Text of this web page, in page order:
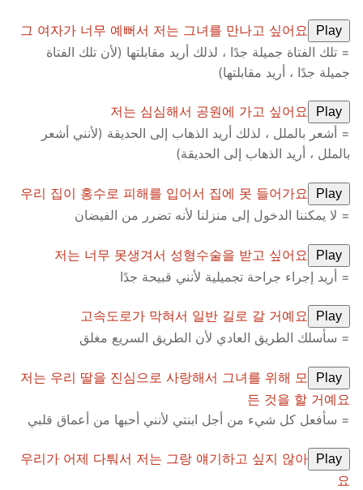
Play
그 여자가 너무 예뻐서 저는 그녀를 만나고 싶어요
= تلك الفتاة جميلة جدًا ، لذلك أريد مقابلتها (لأن تلك الفتاة
جميلة جدًا ، أريد مقابلتها)
Play
저는 심심해서 공원에 가고 싶어요
= أشعر بالملل ، لذلك أريد الذهاب إلى الحديقة (لأنني أشعر
بالملل ، أريد الذهاب إلى الحديقة)
Play
우리 집이 홍수로 피해를 입어서 집에 못 들어가요
= لا يمكننا الدخول إلى منزلنا لأنه تضرر من الفيضان
Play
저는 너무 못생겨서 성형수술을 받고 싶어요
= أريد إجراء جراحة تجميلية لأنني قبيحة جدًا
Play
고속도로가 막혀서 일반 길로 갈 거예요
= سأسلك الطريق العادي لأن الطريق السريع مغلق
Play
저는 우리 딸을 진심으로 사랑해서 그녀를 위해 모
든 것을 할 거예요
= سأفعل كل شيء من أجل ابنتي لأنني أحبها من أعماق قلبي
Play
우리가 어제 다퉈서 저는 그랑 얘기하고 싶지 않아
요